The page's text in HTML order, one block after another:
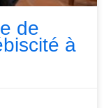
de
à